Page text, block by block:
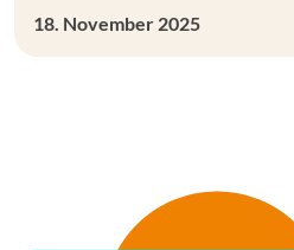
18. November 2025